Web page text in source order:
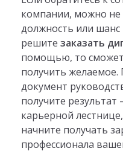
компании, можно не
должность или
решите заказать
помощью, то
получить
документ
получите
карьерной
начните получать
профессионала